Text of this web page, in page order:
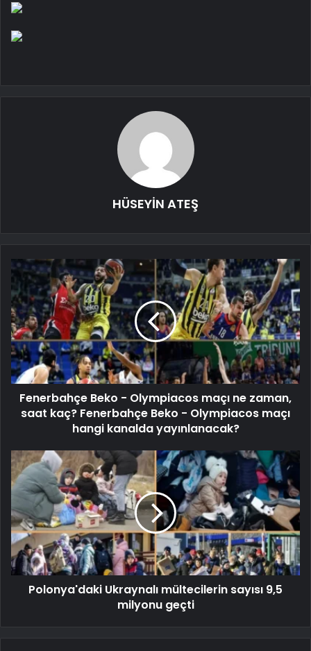
HÜSEYİN ATEŞ
Fenerbahçe Beko - Olympiacos maçı ne zaman,
saat kaç? Fenerbahçe Beko - Olympiacos maçı
hangi kanalda yayınlanacak?
Polonya'daki Ukraynalı mültecilerin sayısı 9,5
milyonu geçti